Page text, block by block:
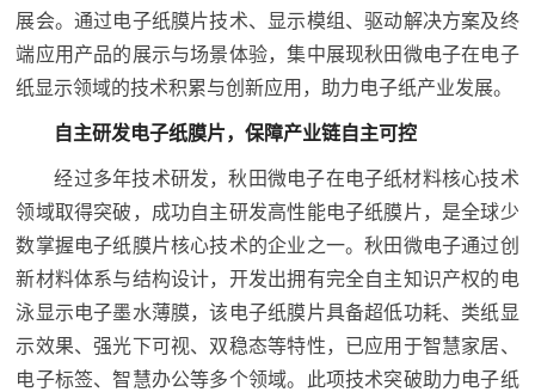
展会。通过电子纸膜片技术、显示模组、驱动解决方案及终
端应用产品的展示与场景体验，集中展现秋田微电子在电子
纸显示领域的技术积累与创新应用，助力电子纸产业发展。
自主研发电子纸膜片，保障产业链自主可控
经过多年技术研发，秋田微电子在电子纸材料核心技术
领域取得突破，成功自主研发高性能电子纸膜片，是全球少
数掌握电子纸膜片核心技术的企业之一。秋田微电子通过创
新材料体系与结构设计，开发出拥有完全自主知识产权的电
泳显示电子墨水薄膜，该电子纸膜片具备超低功耗、类纸显
示效果、强光下可视、双稳态等特性，已应用于智慧家居、
电子标签、智慧办公等多个领域。此项技术突破助力电子纸